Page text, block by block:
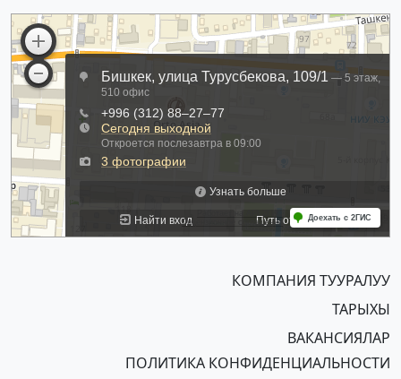
КОМПАНИЯ ТУУРАЛУУ
ТАРЫХЫ
ВАКАНСИЯЛАР
ПОЛИТИКА КОНФИДЕНЦИАЛЬНОСТИ